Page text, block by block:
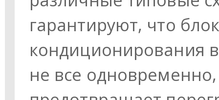
гарантируют, что
кондиционирования
не все